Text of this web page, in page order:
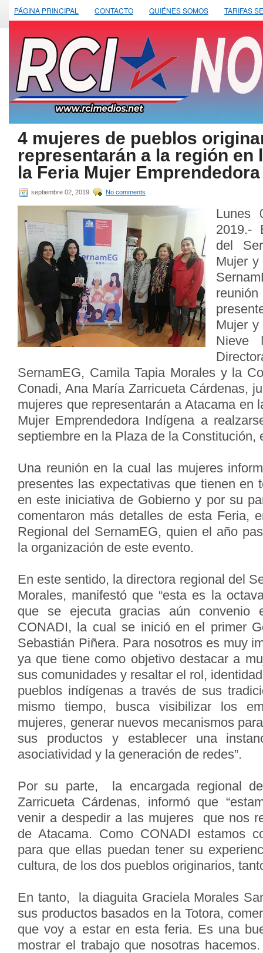
PÁGINA PRINCIPAL CONTACTO QUIÉNES SOMOS TARIFAS
4 mujeres de pueblos
representarán a la región en
la Feria Mujer
septiembre 02, 2019 No comments
Lunes
2019.-
del
Mujer y
Mujer y
Nieve
SernamEG, Camila Tapia Morales y la
Conadi, Ana María Zarricueta Cárdenas,
mujeres que representarán a Atacama en
Mujer Emprendedora Indígena a
septiembre en la Plaza de la Constitución,
Una reunión en la cual las mujeres
presentes las expectativas que tienen en
en este iniciativa de Gobierno y por su
comentaron más detalles de esta Feria,
Regional del SernamEG, quien el año
la organización de este evento.
En este sentido, la directora regional del
Morales, manifestó que “esta es la
que se ejecuta gracias aún convenio
CONADI, la cual se inició en el primer
Sebastián Piñera. Para nosotros es muy
ya que tiene como objetivo destacar a
sus comunidades y resaltar el rol,
pueblos indígenas a través de sus
mismo tiempo, busca visibilizar los
mujeres, generar nuevos mecanismos
sus productos y establecer una
asociatividad y la generación de redes”.
Por su parte, la encargada regional
Zarricueta Cárdenas, informó que
venir a despedir a las mujeres que nos
de Atacama. Como CONADI estamos
para que ellas puedan tener su
cultura, de los dos pueblos originarios,
En tanto, la diaguita Graciela Morales
sus productos basados en la Totora,
que voy a estar en esta feria. Es una
mostrar el trabajo que nosotras